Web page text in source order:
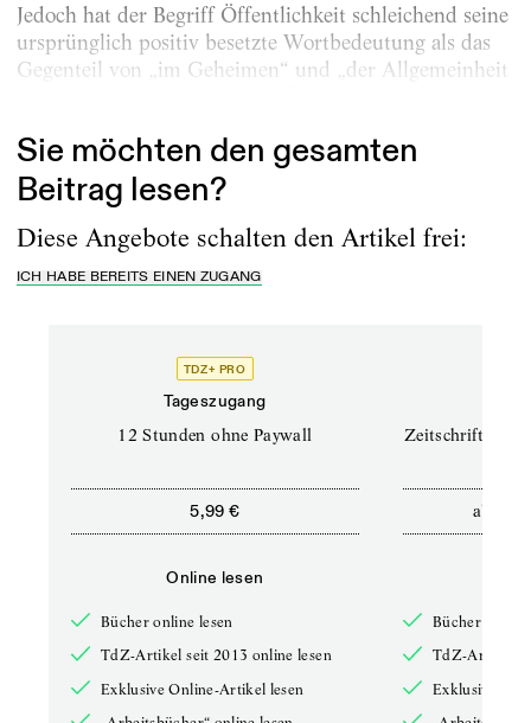
Jedoch hat der Begriff Öffentlichkeit schleichend seine
ursprünglich positiv besetzte Wortbedeutung als das
Gegenteil von „im Geheimen“ und „der Allgemeinheit
Sie möchten den gesamten
Beitrag lesen?
Diese Angebote schalten den Artikel frei:
ICH HABE BEREITS EINEN ZUGANG
TDZ+ PRO
Tageszugang
12 Stunden ohne Paywall
5,99 €
Online lesen
Bücher online lesen
TdZ-Artikel seit 2013 online lesen
Exklusive Online-Artikel lesen
Zeitschriften
ab
Bücher online
TdZ-Artikel
Exklusive